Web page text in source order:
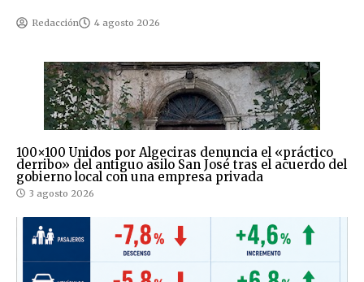
Redacción 4 agosto 2026
100×100 Unidos por Algeciras denuncia el «práctico
derribo» del antiguo asilo San José tras el acuerdo del
gobierno local con una empresa privada
3 agosto 2026